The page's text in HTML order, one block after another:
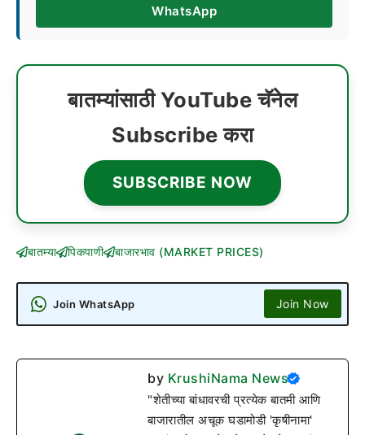
WhatsApp
बातम्यांसाठी YouTube चॅनेल
Subscribe करा
SUBSCRIBE NOW
बातम्या पिकपाणी बाजारभाव (MARKET PRICES)
Join WhatsApp Join Now
by KrushiNama News
"शेतीच्या बांधावरची प्रत्येक बातमी आणि
बाजारातील अचूक घडामोडी 'कृषीनामा'